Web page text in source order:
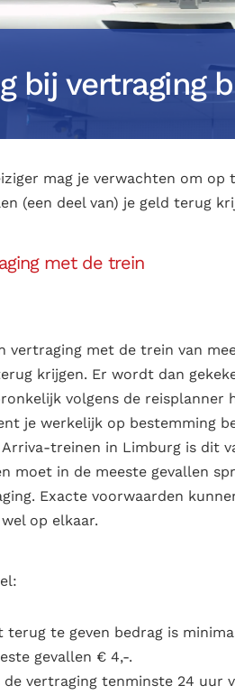
bij vertraging
mag je verwachten om
(een deel van) je geld terug
met de trein
vertraging met de trein van
krijgen. Er wordt dan
volgens de reisplanner
je werkelijk op bestemming
Arriva-treinen in Limburg is dit
moet in de meeste gevallen
Exacte voorwaarden
op elkaar.
terug te geven bedrag is
gevallen € 4,-.
de vertraging tenminste 24 uur